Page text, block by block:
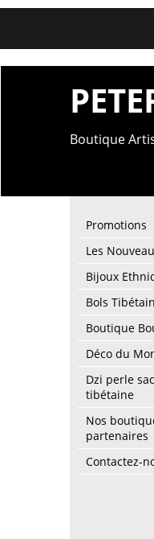
Boutique
Promotions
Les
Bijoux
Bols
Boutique
Déco du
Dzi perle
tibétaine
Nos
partenaires
Contactez-